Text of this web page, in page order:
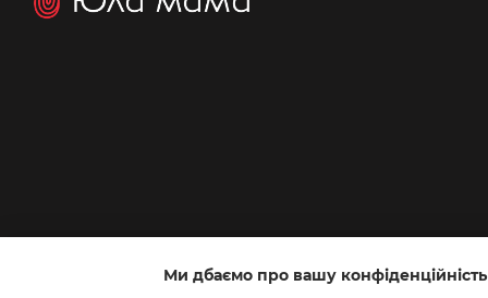
Інтернет-магазин створений з ХорошопМи дбаємо про вашу конфіденційність